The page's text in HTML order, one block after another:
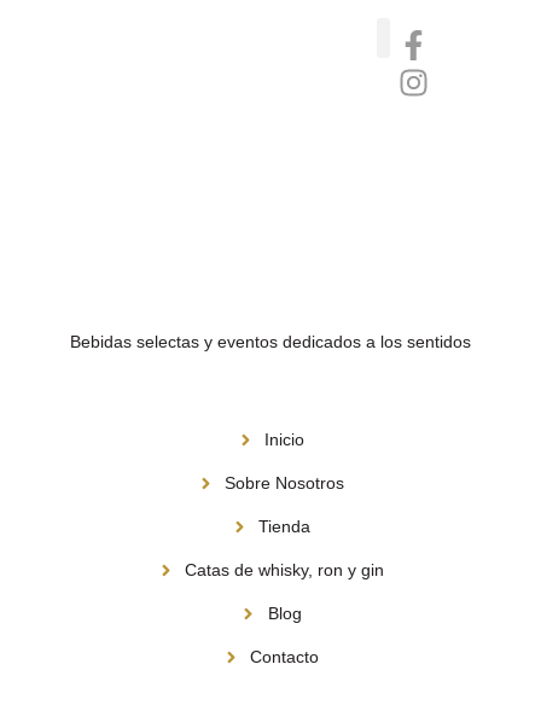
Bebidas selectas y eventos dedicados a los sentidos
Inicio
Sobre Nosotros
Tienda
Catas de whisky, ron y gin
Blog
Contacto